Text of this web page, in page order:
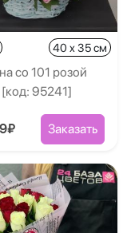
40 x 35 см
со 101 розой
95241]
Заказать